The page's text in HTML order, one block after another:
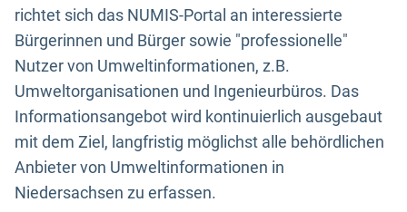
richtet sich das NUMIS-Portal an interessierte
Bürgerinnen und Bürger sowie "professionelle"
Nutzer von Umweltinformationen, z.B.
Umweltorganisationen und Ingenieurbüros. Das
Informationsangebot wird kontinuierlich ausgebaut
mit dem Ziel, langfristig möglichst alle behördlichen
Anbieter von Umweltinformationen in
Niedersachsen zu erfassen.